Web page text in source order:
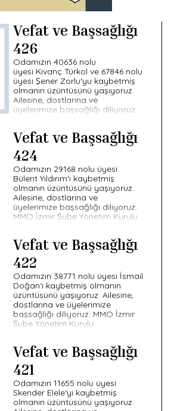
Vefat ve Başsağlığı
426
Odamızın 40636 nolu
üyesi Kıvanç Türkol ve 67846 nolu
üyesi Şener Zorlu‘yu kaybetmiş
olmanın üzüntüsünü yaşıyoruz.
Ailesine, dostlarına ve
üyelerimize başsağlığı diliyoruz.
Vefat ve Başsağlığı
424
Odamızın 29168 nolu üyesi
Bülent Yıldırım‘ı kaybetmiş
olmanın üzüntüsünü yaşıyoruz.
Ailesine, dostlarına ve
üyelerimize başsağlığı diliyoruz.
MMO İzmir Şube Yönetim Kurulu
Vefat ve Başsağlığı
422
Odamızın 38771 nolu üyesi İsmail
Doğan‘ı kaybetmiş olmanın
üzüntüsünü yaşıyoruz. Ailesine,
dostlarına ve üyelerimize
başsağlığı diliyoruz. MMO İzmir
Şube Yönetim Kurulu
Vefat ve Başsağlığı
421
Odamızın 11655 nolu üyesi
Skender Elele‘yi kaybetmiş
olmanın üzüntüsünü yaşıyoruz.